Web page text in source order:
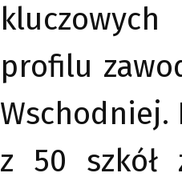
profilu
z 50 szkół